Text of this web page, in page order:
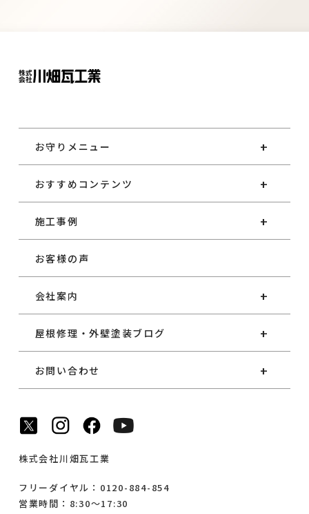
お守りメニュー
おすすめコンテンツ
施工事例
お客様の声
会社案内
屋根修理・外壁塗装ブログ
お問い合わせ
株式会社川畑瓦工業
フリーダイヤル：0120-884-854
営業時間：8:30～17:30